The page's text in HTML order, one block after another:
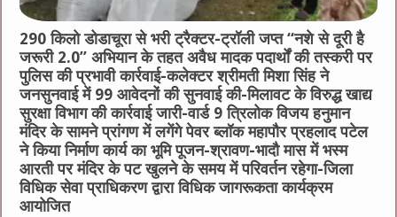
290 किलो डोडाचूरा से भरी ट्रैक्टर-ट्रॉली जप्त “नशे से दूरी है
जरूरी 2.0” अभियान के तहत अवैध मादक पदार्थों की तस्करी पर
पुलिस की प्रभावी कार्रवाई-कलेक्टर श्रीमती मिशा सिंह ने
जनसुनवाई में 99 आवेदनों की सुनवाई की-मिलावट के विरुद्ध खाद्य
सुरक्षा विभाग की कार्रवाई जारी-वार्ड 9 त्रिलोक विजय हनुमान
मंदिर के सामने प्रांगण में लगेंगे पेवर ब्लॉक महापौर प्रहलाद पटेल
ने किया निर्माण कार्य का भूमि पूजन-श्रावण-भादौ मास में भस्म
आरती पर मंदिर के पट खुलने के समय में परिवर्तन रहेगा-जिला
विधिक सेवा प्राधिकरण द्वारा विधिक जागरूकता कार्यक्रम
आयोजित